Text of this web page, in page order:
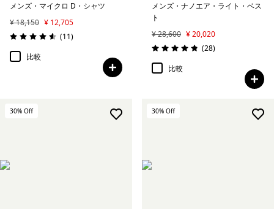
メンズ・マイクロ D・シャツ
¥ 18,150 ¥ 12,705
評価: 4.5 / 5
(11レビュー
)
比較
メンズ・ナノエア・ライト・ベス
ト
¥ 28,600 ¥ 20,020
評価: 4.9 / 5
(28レビュー
)
比較
30% Off 30% Off